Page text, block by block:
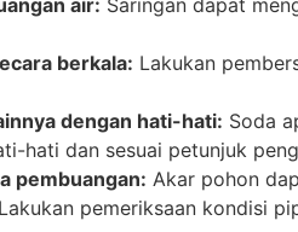
air: Saringan dapat
berkala: Lakukan
dengan hati-hati: Soda
hati dan sesuai petunjuk
pembuangan: Akar pohon
Lakukan pemeriksaan kondisi